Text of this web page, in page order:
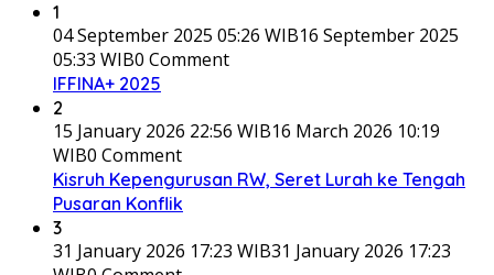
1
04 September 2025 05:26 WIB16 September 2025
05:33 WIB0 Comment
IFFINA+ 2025
2
15 January 2026 22:56 WIB16 March 2026 10:19
WIB0 Comment
Kisruh Kepengurusan RW, Seret Lurah ke Tengah
Pusaran Konflik
3
31 January 2026 17:23 WIB31 January 2026 17:23